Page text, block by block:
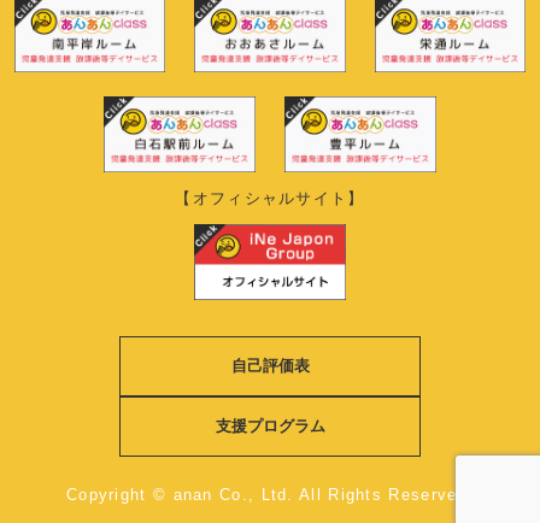
【オフィシャルサイト】
自己評価表
支援プログラム
Copyright © anan Co., Ltd. All Rights Reserved.